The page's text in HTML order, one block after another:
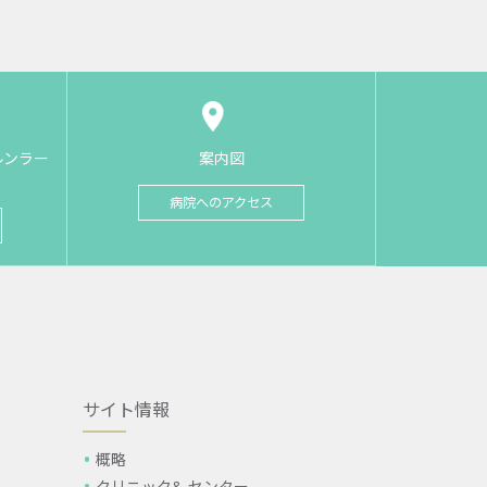
ラー 案内図
病院へのアクセス
サイト情報
概略